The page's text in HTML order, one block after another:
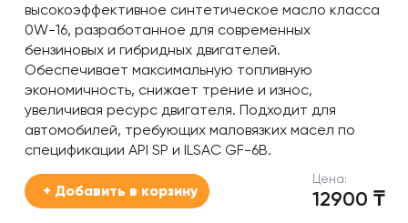
высокоэффективное синтетическое масло класса
0W-16, разработанное для современных
бензиновых и гибридных двигателей.
Обеспечивает максимальную топливную
экономичность, снижает трение и износ,
увеличивая ресурс двигателя. Подходит для
автомобилей, требующих маловязких масел по
спецификации API SP и ILSAC GF-6B.
Цена:
12900 ₸
+ Добавить в корзину